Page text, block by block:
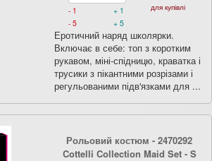
+ 1
- 1
- 5
+ 5
для купівлі
Еротичний наряд школярки.
Включає в себе: топ з коротким
рукавом, міні-спідницю, краватка і
трусики з пікантними розрізами і
регульованими підв'язками для ...
Рольовий костюм - 2470292
Cottelli Collection Maid Set- S